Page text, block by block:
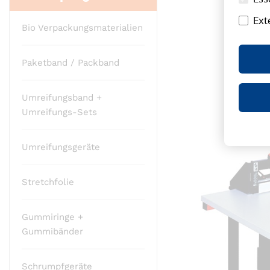
Bio Verpackungsmaterialien
Paketband / Packband
Umreifungsband +
Umreifungs-Sets
Umreifungsgeräte
Stretchfolie
Gummiringe +
Gummibänder
Schrumpfgeräte